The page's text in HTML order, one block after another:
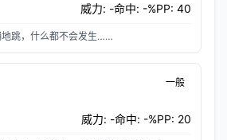
威力: -命中: -%PP: 40
跳，什么都不会发生……
一般
威力: -命中: -%PP: 20